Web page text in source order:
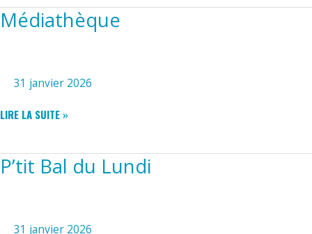
Médiathèque
31 janvier 2026
MÉDIATHÈQUE
LIRE LA SUITE »
P’tit Bal du Lundi
31 janvier 2026